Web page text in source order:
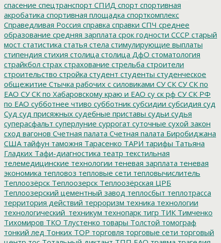
спасение спецтранспорт СПИД спорт спортивная
акробатика спортивная площадка спорткомплекс
Справедливая Россия справка справки СПЧ среднее
образование средняя зарплата срок годности СССР старый
мост статистика статья стела стимулирующие выплаты
стипендия стихия столица столица ДфО стоматология
страйкбол страх страхование стрельба строители
строительство стройка студент студенты студенческое
общежитие Стычка рабочих с силовиками СУ СК СУ СК по
ЕАО СУ СК по Хабаровскому краю и ЕАО су ск рф СУ СК РФ
по ЕАО субботнее чтиво субботник субсидии субсидия суд
Суд суд присяжных судебные приставы судьи судья
суперасфальт суперлуние суррогат суточные сухой закон
сход вагонов Счетная палата Счетная палата Биробиджана
США тайфун таможня Тарасенко ТАРИ тарифы Татьяна
Гладких Тафи-диагностика театр текстильная
телемедицинские технологии теневая зарплата теневая
экономика тепловоз тепловые сети тепловычислитель
Теплоозёрск Теплоозерск Теплоозёрская ЦРБ
Теплоозерский цементный завод теплосбыт теплотрасса
территория действий терроризм техника технологии
технологический_техникум технопарк тигр ТИК Тимченко
Тихомиров ТКО Тлустенко товары Толстой томограф
тонкий лед Тонких ТОР торговля торговые сети торговый